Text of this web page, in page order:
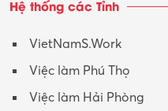
Hệ thống các Tỉnh
VietNamS.Work
Việc làm Phú Thọ
Việc làm Hải Phòng